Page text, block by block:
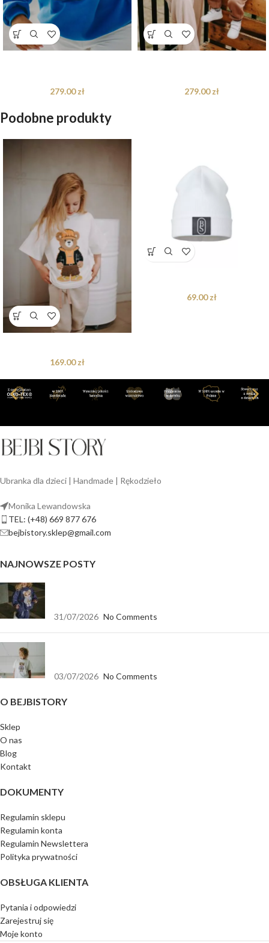
279.00zł 279.00zł
Podobne produkty
169.00zł
69.00zł
Ubranka dla dzieci | Handmade | Rękodzieło
Monika Lewandowska
TEL: (+48) 669 877 676
bejbistory.sklep@gmail.com
NAJNOWSZE POSTY
31/07/2026 No Comments
03/07/2026 No Comments
O BEJBISTORY
Sklep
O nas
Blog
Kontakt
DOKUMENTY
Regulamin sklepu
Regulamin konta
Regulamin Newslettera
Polityka prywatności
OBSŁUGA KLIENTA
Pytania i odpowiedzi
Zarejestruj się
Moje konto